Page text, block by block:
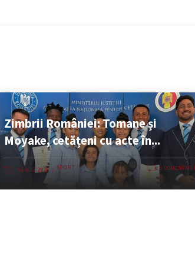
Zimbrii României: Tomane și
Moyake, cetățeni cu acte în...
05 AUG. 2026 SPORT 0 COMENTARII